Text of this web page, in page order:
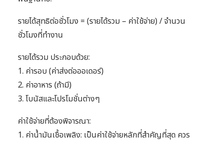
รายได้สุทธิต่อชั่วโมง = (รายได้รวม – ค่าใช้จ่าย) / จำนวน
ชั่วโมงที่ทำงาน
รายได้รวม ประกอบด้วย:
1. ค่ารอบ (ค่าส่งต่อออเดอร์)
2. ค่าอาหาร (ถ้ามี)
3. โบนัสและโปรโมชั่นต่างๆ
ค่าใช้จ่ายที่ต้องพิจารณา:
1. ค่าน้ำมันเชื้อเพลิง: เป็นค่าใช้จ่ายหลักที่สำคัญที่สุด ควร